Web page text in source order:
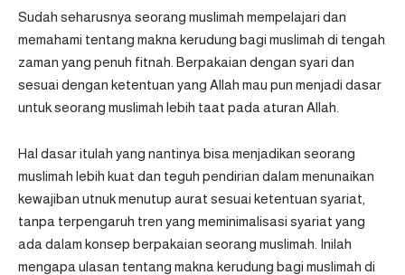
Sudah seharusnya seorang muslimah mempelajari dan
memahami tentang makna kerudung bagi muslimah di tengah
zaman yang penuh fitnah. Berpakaian dengan syari dan
sesuai dengan ketentuan yang Allah mau pun menjadi dasar
untuk seorang muslimah lebih taat pada aturan Allah.
Hal dasar itulah yang nantinya bisa menjadikan seorang
muslimah lebih kuat dan teguh pendirian dalam menunaikan
kewajiban utnuk menutup aurat sesuai ketentuan syariat,
tanpa terpengaruh tren yang meminimalisasi syariat yang
ada dalam konsep berpakaian seorang muslimah. Inilah
mengapa ulasan tentang makna kerudung bagi muslimah di